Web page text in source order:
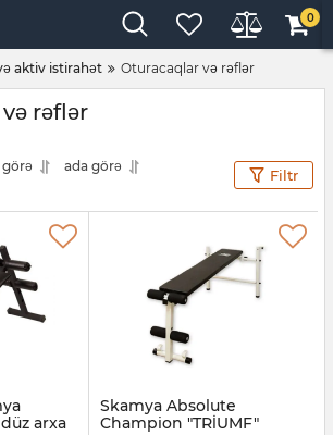
0
aktiv istirahət Oturacaqlar və rəflər
rəflər
ada görə
Filtr
arxa
Skamya Absolute
Champion "TRİUMF"